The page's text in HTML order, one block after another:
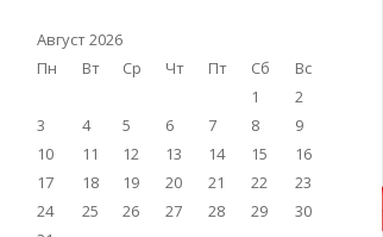
Август 2026
Пн
Вт Ср Чт Пт Сб
Вс
1
2
3
4 5 6 7 8
9
10
11 12 13 14 15
16
17
18 19 20 21 22
23
24
25 26 27 28 29
30